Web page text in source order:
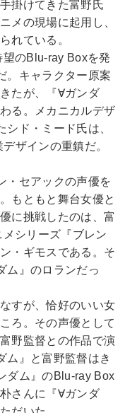
掛けてきた富野氏
メの現場に起用し、
れている。
のBlu-ray Boxを発
。キャラクター原案
たが、『∀ガンダ
る。メカニカルデザ
ド・ミード氏は、
ザインの重鎮だ。
・セアックの声優を
もともと舞台女優と
に挑戦したのは、富
シリーズ『ブレン
・ギモスである。そ
ム』のロランだっ
すが、恰好のいい女
ろ。その声優として
野監督との作品で演
ム』と富野監督はき
ダム』のBlu-ray Box
さんに『∀ガンダ